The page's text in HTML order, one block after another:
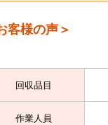
客様の声＞
回収品目
作業人員